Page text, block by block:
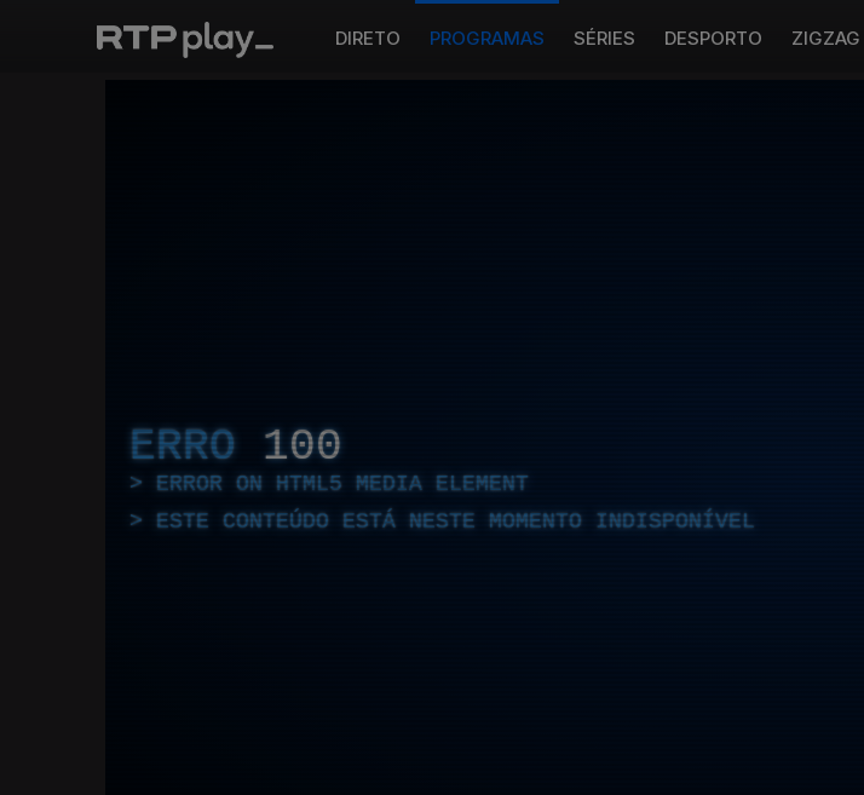
DIRETO PROGRAMAS SÉRIES DESPORTO ZIGZAG
ERRO 100
ERROR ON HTML5 MEDIA ELEMENT
ESTE CONTEÚDO ESTÁ NESTE MOMENTO INDISPONÍVEL